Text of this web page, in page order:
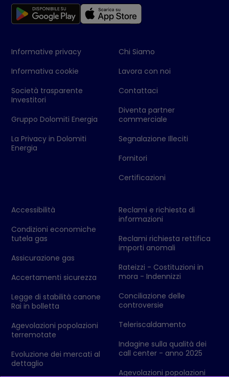
Informative privacy
Informativa cookie
Società trasparente
Investitori
Gruppo Dolomiti Energia
La Privacy in Dolomiti
Energia
Chi Siamo
Lavora con noi
Contattaci
Diventa partner
commerciale
Segnalazione Illeciti
Fornitori
Certificazioni
Accessibilità
Condizioni economiche
tutela gas
Assicurazione gas
Accertamenti sicurezza
Legge di stabilità canone
Rai in bolletta
Agevolazioni popolazioni
terremotate
Evoluzione dei mercati al
dettaglio
Reclami e richiesta di
informazioni
Reclami richiesta rettifica
importi anomali
Rateizzi - Costituzioni in
mora - Indennizzi
Conciliazione delle
controversie
Teleriscaldamento
Indagine sulla qualità dei
call center - anno 2025
Agevolazioni popolazioni